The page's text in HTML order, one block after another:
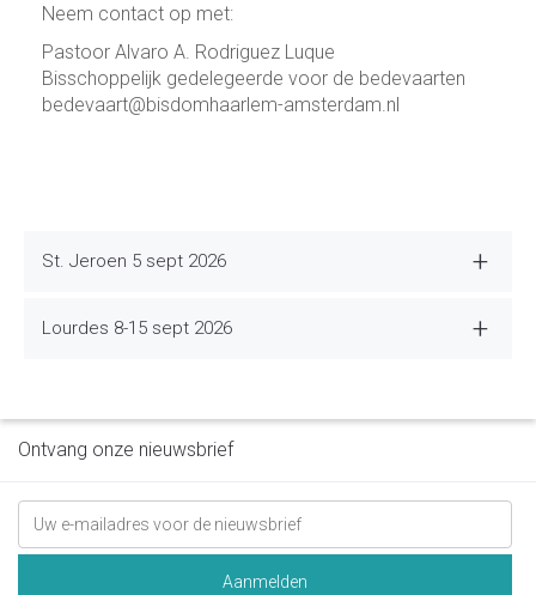
Neem contact op met:
Pastoor Alvaro A. Rodriguez Luque
Bis­schop­pe­lijk gedele­geerde voor de bede­vaarten
bede­vaart@bisdomhaarlem-amster­dam.nl
St. Jeroen 5 sept 2026
Lourdes 8-15 sept 2026
Ontvang onze nieuwsbrief